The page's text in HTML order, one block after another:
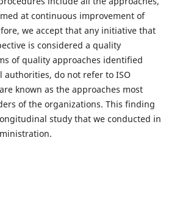
at continuous improvement of
we accept that any initiative that
is considered a quality
of quality approaches identified
authorities, do not refer to ISO
known as the approaches most
of the organizations. This finding
study that we conducted in